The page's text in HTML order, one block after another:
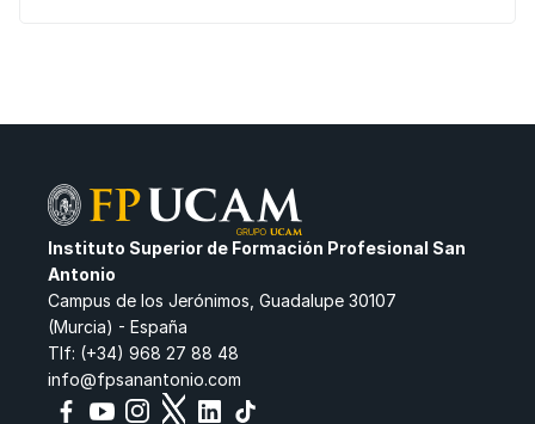
Instituto Superior de Formación Profesional San
Antonio
Campus de los Jerónimos, Guadalupe 30107
(Murcia) - España
Tlf: (+34) 968 27 88 48
info@fpsanantonio.com